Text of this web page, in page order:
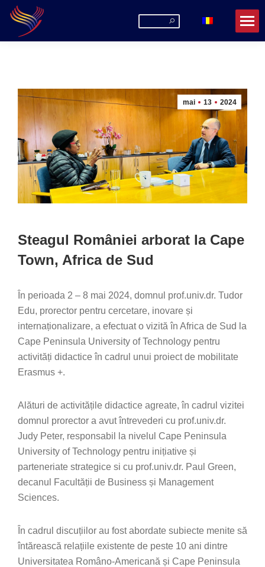
Search:
mai 13 2024
Steagul României arborat la Cape
Town, Africa de Sud
În perioada 2 – 8 mai 2024, domnul prof.univ.dr. Tudor
Edu, prorector pentru cercetare, inovare și
internaționalizare, a efectuat o vizită în Africa de Sud la
Cape Peninsula University of Technology pentru
activități didactice în cadrul unui proiect de mobilitate
Erasmus +.
Alături de activitățile didactice agreate, în cadrul vizitei
domnul prorector a avut întrevederi cu prof.univ.dr.
Judy Peter, responsabil la nivelul Cape Peninsula
University of Technology pentru inițiative și
parteneriate strategice si cu prof.univ.dr. Paul Green,
decanul Facultății de Business și Management
Sciences.
În cadrul discuțiilor au fost abordate subiecte menite să
întărească relațiile existente de peste 10 ani dintre
Universitatea Româno-Americană și Cape Peninsula